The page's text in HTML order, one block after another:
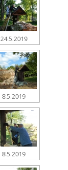
24.5.2019
8.5.2019
8.5.2019